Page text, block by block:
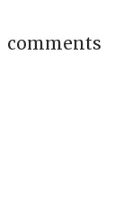
comments